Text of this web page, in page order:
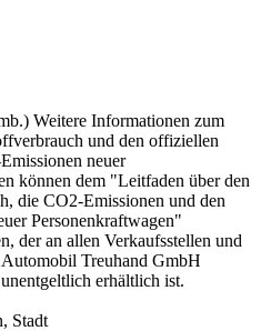
Weitere Informationen zum
und den offiziellen
neuer
können dem "Leitfaden über den
die CO2-Emissionen und den
Personenkraftwagen"
der an allen Verkaufsstellen und
Treuhand GmbH
erhältlich ist.
Stadt